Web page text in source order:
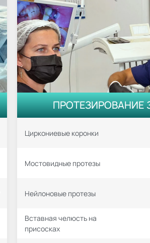
ПРОТЕЗИРОВАНИЕ
Циркониевые коронки
Мостовидные протезы
Нейлоновые протезы
Вставная челюсть на
присосках